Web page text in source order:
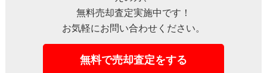
無料売却査定実施中です！
お気軽にお問い合わせください。
無料で売却査定をする